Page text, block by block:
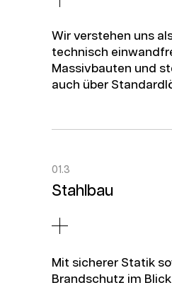
Wir verstehen uns
technisch
Massivbauten und
auch über
01.3
Stahlbau
Mit sicherer Statik
Brandschutz im